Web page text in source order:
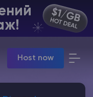
Host now